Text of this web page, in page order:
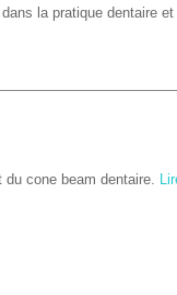
la pratique dentaire et
cone beam dentaire.